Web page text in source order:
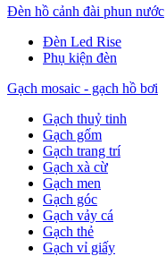
Đèn hồ cảnh đài phun nước
Đèn Led Rise
Phụ kiện đèn
Gạch mosaic - gạch hồ bơi
Gạch thuỷ tinh
Gạch gốm
Gạch trang trí
Gạch xà cừ
Gạch men
Gạch góc
Gạch vảy cá
Gạch thẻ
Gạch vỉ giấy